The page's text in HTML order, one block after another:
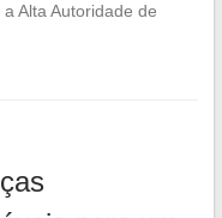
Alta Autoridade de